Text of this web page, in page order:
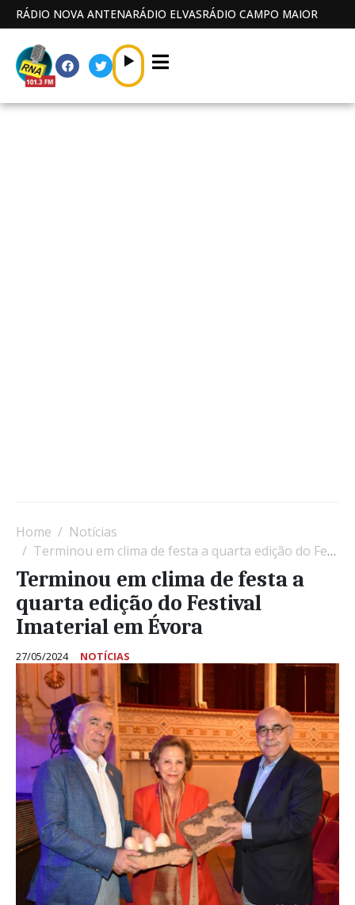
RÁDIO NOVA ANTENARÁDIO ELVASRÁDIO CAMPO MAIOR
Home
Notícias
Terminou em clima de festa a quarta edição do Festival Imaterial em Évora
Terminou em clima de festa a
quarta edição do Festival
Imaterial em Évora
27/05/2024 NOTÍCIAS